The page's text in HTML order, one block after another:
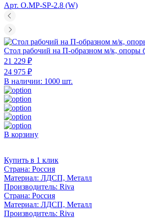
Арт. O.MP-SP-2.8 (W)
Стол рабочий на П-образном м/к, опоры
21 229 ₽
24 975 ₽
В наличии: 1000 шт.
В корзину
Купить в 1 клик
Страна: Россия
Материал: ЛДСП, Металл
Производитель: Riva
Страна: Россия
Материал: ЛДСП, Металл
Производитель: Riva